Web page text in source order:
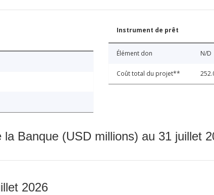
Instrument de prêt
Élément don N/D
Coût total du projet**
Banque (USD millions) au 31 juillet
2026